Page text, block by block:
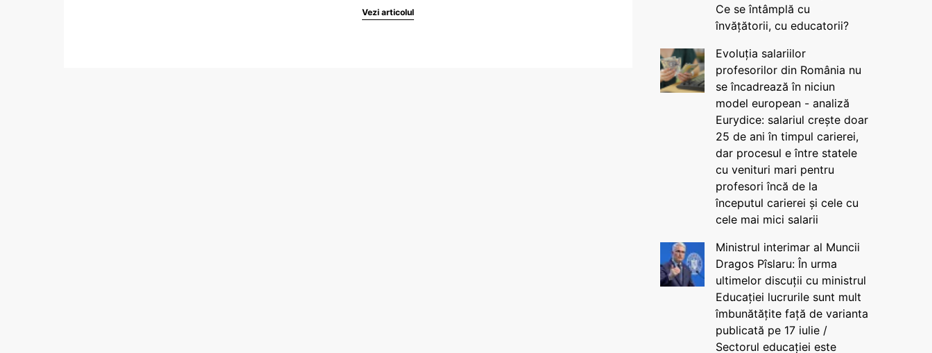
Vezi articolul
Ce se întâmplă cu
învățătorii, cu educatorii?
Evoluția salariilor
profesorilor din România nu
se încadrează în niciun
model european - analiză
Eurydice: salariul crește doar
25 de ani în timpul carierei,
dar procesul e între statele
cu venituri mari pentru
profesori încă de la
începutul carierei și cele cu
cele mai mici salarii
Ministrul interimar al Muncii
Dragos Pîslaru: În urma
ultimelor discuții cu ministrul
Educației lucrurile sunt mult
îmbunătățite față de varianta
publicată pe 17 iulie /
Sectorul educației este